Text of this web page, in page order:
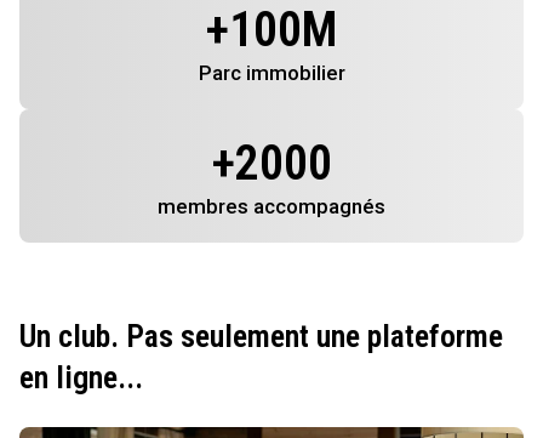
+100M
Parc immobilier
+2000
membres accompagnés
Un club. Pas seulement une plateforme
en ligne...